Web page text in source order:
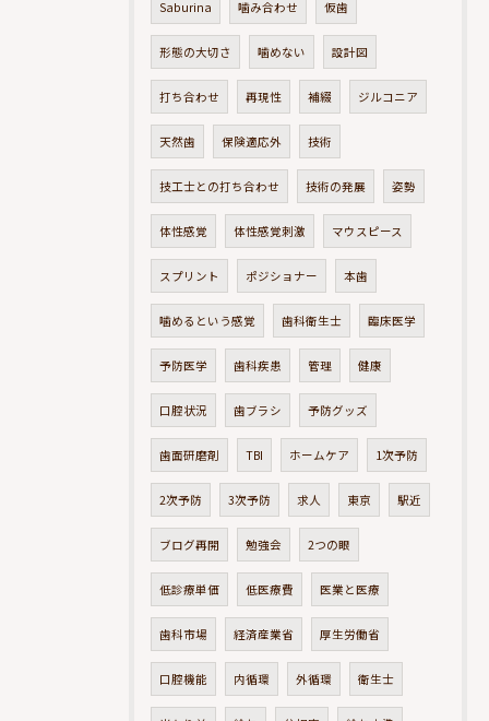
Saburina 噛み合わせ 仮歯
形態の大切さ 噛めない 設計図
打ち合わせ 再現性 補綴 ジルコニア
天然歯 保険適応外 技術
技工士との打ち合わせ 技術の発展 姿勢
体性感覚 体性感覚刺激 マウスピース
スプリント ポジショナー 本歯
噛めるという感覚 歯科衛生士 臨床医学
予防医学 歯科疾患 管理 健康
口腔状況 歯ブラシ 予防グッズ
歯面研磨剤 TBI ホームケア 1次予防
2次予防 3次予防 求人 東京 駅近
ブログ再開 勉強会 2つの眼
低診療単価 低医療費 医業と医療
歯科市場 経済産業省 厚生労働省
口腔機能 内循環 外循環 衛生士